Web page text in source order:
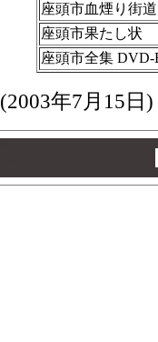
座頭市血煙り街道
座頭市果たし状
座頭市全集 DVD-
(2003年7月15日)